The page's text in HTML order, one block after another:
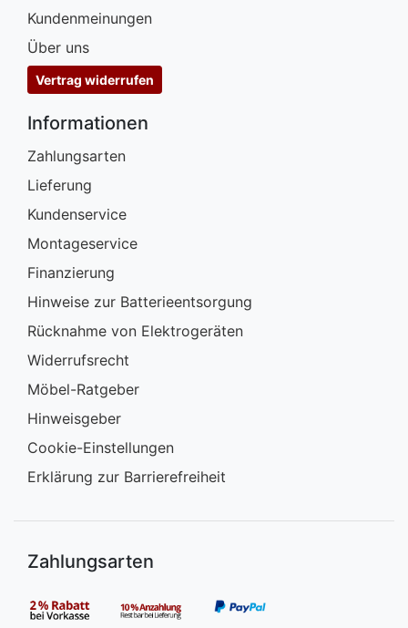
Kundenmeinungen
Über uns
Vertrag widerrufen
Informationen
Zahlungsarten
Lieferung
Kundenservice
Montageservice
Finanzierung
Hinweise zur Batterieentsorgung
Rücknahme von Elektrogeräten
Widerrufsrecht
Möbel-Ratgeber
Hinweisgeber
Cookie-Einstellungen
Erklärung zur Barrierefreiheit
Zahlungsarten